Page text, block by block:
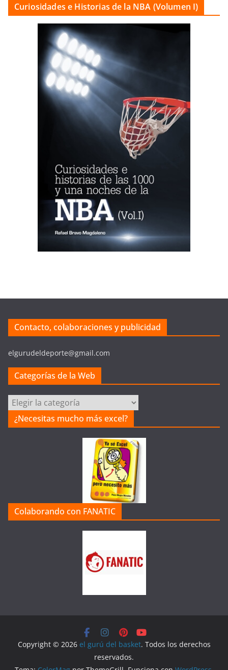
Curiosidades e Historias de la NBA (Volumen I)
Contacto, colaboraciones y publicidad
elgurudeldeporte@gmail.com
Categorías de la Web
Categorías
de
la
¿Necesitas mucho más excel?
Colaborando con FANATIC
Copyright © 2026 el gurú del basket. Todos los derechos
reservados.